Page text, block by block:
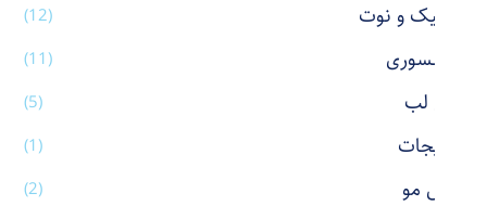
استیک و نوت (12)
اکسسوری (11)
بالم لب (5)
بدلیجات (1)
برس مو (2)